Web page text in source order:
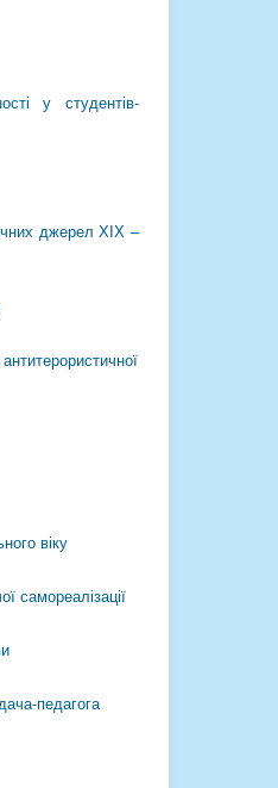
у студентів-
джерел ХІХ –
віку
самореалізації
педагога